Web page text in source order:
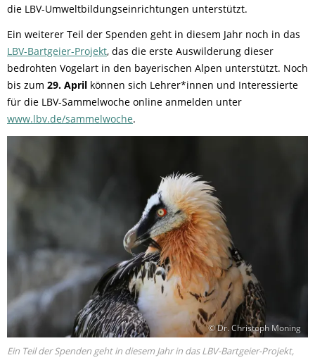
die LBV-Umweltbildungseinrichtungen unterstützt.
Ein weiterer Teil der Spenden geht in diesem Jahr noch in das
LBV-Bartgeier-Projekt, das die erste Auswilderung dieser
bedrohten Vogelart in den bayerischen Alpen unterstützt. Noch
bis zum 29. April können sich Lehrer*innen und Interessierte
für die LBV-Sammelwoche online anmelden unter
www.lbv.de/sammelwoche.
© Dr. Christoph Moning
Ein Teil der Spenden geht in diesem Jahr in das LBV-Bartgeier-Projekt,